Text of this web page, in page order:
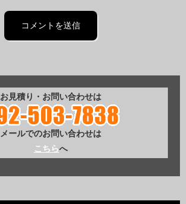
お見積り・お問い合わせは
メールでのお問い合わせは
こちらへ